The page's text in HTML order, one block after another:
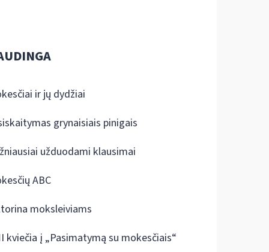
ir jų dydžiai
grynaisiais pinigais
užduodami klausimai
ABC
moksleiviams
kviečia į „Pasimatymą su mokesčiais“